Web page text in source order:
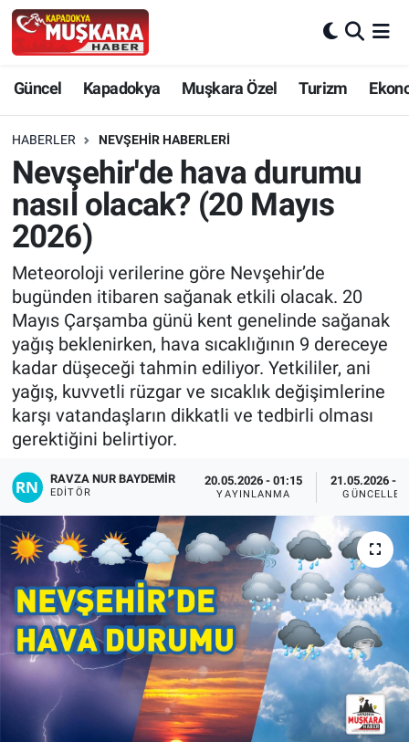
Güncel Kapadokya Muşkara Özel Turizm
HABERLER NEVŞEHIR HABERLERI
Nevşehir'de hava durumu
nasıl olacak? (20 Mayıs
2026)
Meteoroloji verilerine göre Nevşehir’de
bugünden itibaren sağanak etkili olacak. 20
Mayıs Çarşamba günü kent genelinde sağanak
yağış beklenirken, hava sıcaklığının 9 dereceye
kadar düşeceği tahmin ediliyor. Yetkililer, ani
yağış, kuvvetli rüzgar ve sıcaklık değişimlerine
karşı vatandaşların dikkatli ve tedbirli olması
gerektiğini belirtiyor.
RAVZA NUR BAYDEMIR
EDITÖR
20.05.2026 - 01:15
YAYINLANMA
21.05.2026 -
Güncel
SEÇİM
Muşkara Özel
Ekonomi
Kapadokya
Turizm
Kültür - Sanat
Yaşam
VEFATLAR
Nevşehir Hava Durumu
Nevşehir Trafik Yoğunluk Haritası
Süper Lig Puan Durumu ve Fikstür
Tüm Manşetler
Son Dakika Haberleri
Haber Arşivi